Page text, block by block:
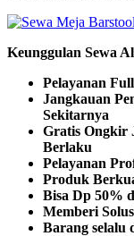
Keunggulan Sewa
Pelayanan
Jangkauan
Sekitarnya
Gratis Ongkir
Berlaku
Pelayanan
Produk
Bisa Dp 50%
Memberi
Barang selalu